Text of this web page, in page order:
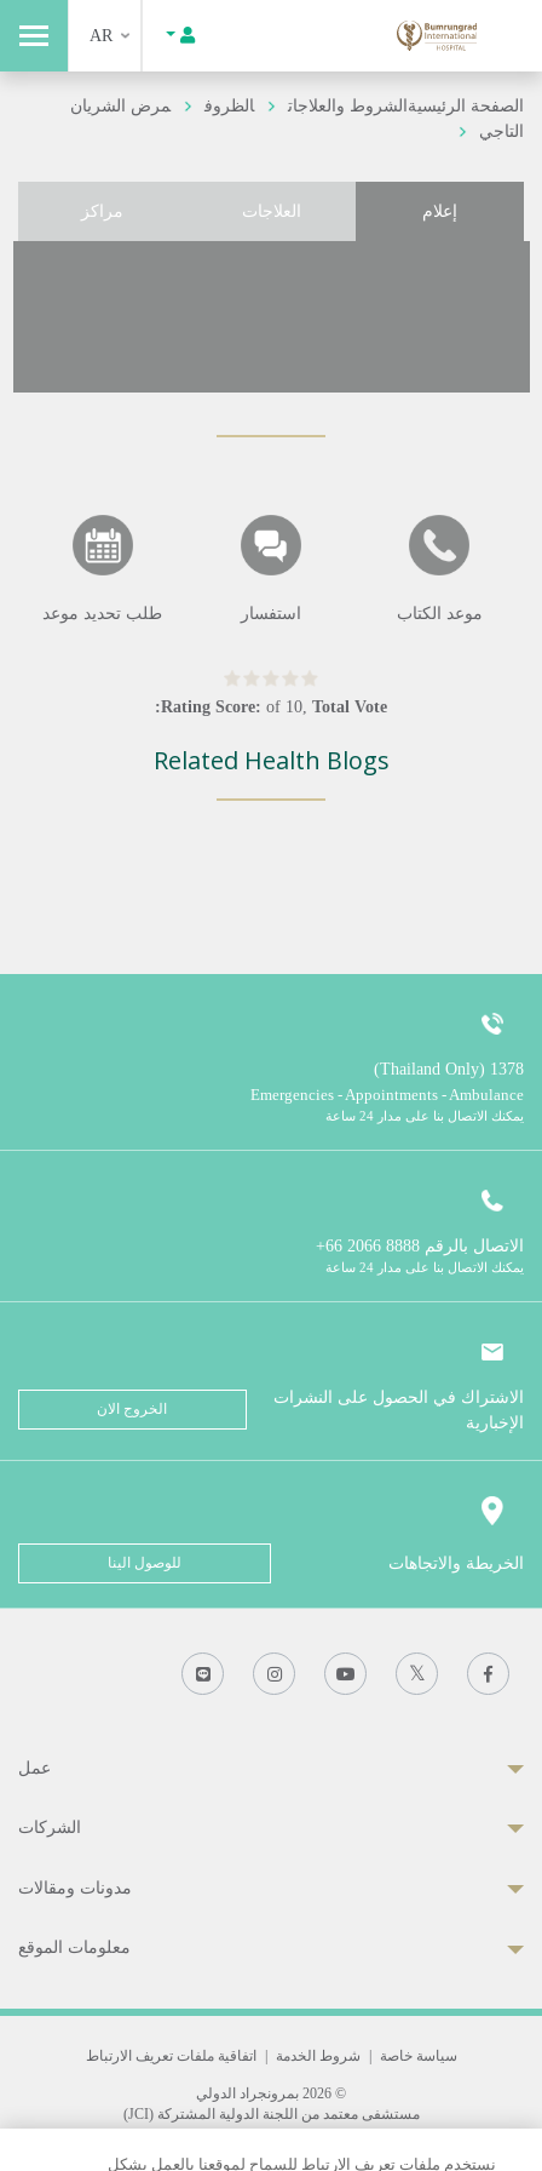
AR
الصفحة الرئيسيةالشروط والعلاجات الظروف
مرض الشريان
التاجي
إعلام العلاجات مراكز
موعد الكتاب استفسار طلب تحديد موعد
Rating Score: of 10, Total Vote:
Related Health Blogs
1378 (Thailand Only)
Emergencies - Appointments - Ambulance
يمكنك الاتصال بنا على مدار 24 ساعة
الاتصال بالرقم
يمكنك الاتصال بنا على مدار 24 ساعة
الاشتراك في الحصول على النشرات
الإخبارية
الخروج الان
الخريطة والاتجاهات للوصول الينا
عمل
الشركات
مدونات ومقالات
معلومات الموقع
سياسة خاصة شروط الخدمة اتفاقية ملفات تعريف الارتباط
© 2026 بمرونجراد الدولي
مستشفى معتمد من اللجنة الدولية المشتركة (JCI)
33 Sukhumvit 3, Wattana, Bangkok 10110 Thailand.
نستخدم ملفات تعريف الارتباط للسماح لموقعنا بالعمل بشكل